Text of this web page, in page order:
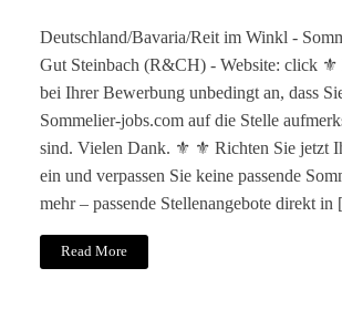
Deutschland/Bavaria/Reit im Winkl -
Gut Steinbach (R&CH) - Website: click ⚜️
bei Ihrer Bewerbung unbedingt an, dass
Sommelier-jobs.com auf die Stelle
sind. Vielen Dank. ⚜️ ⚜️ Richten Sie jetzt
ein und verpassen Sie keine passende
mehr – passende Stellenangebote direkt
Read More